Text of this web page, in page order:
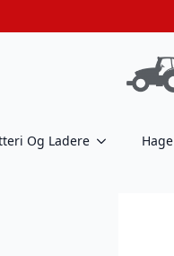
Og Ladere Hage